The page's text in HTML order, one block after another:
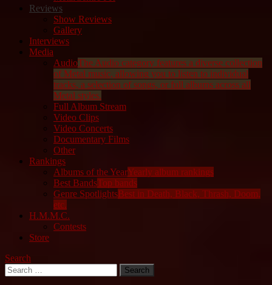
Reviews
Show Reviews
Gallery
Interviews
Media
AudioThe Audio category features a diverse collection
of Metal music, allowing you to listen to individual
tracks, a selection of songs, or full albums across all
Metal styles.
Full Album Stream
Video Clips
Video Concerts
Documentary Films
Other
Rankings
Albums of the YearYearly album rankings
Best BandsTop bands
Genre SpotlightsBest in Death, Black, Thrash, Doom,
etc.
H.M.M.C.
Contests
Store
Search
Search
for: